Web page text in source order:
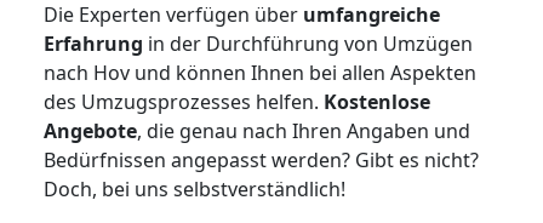
Die Experten verfügen über umfangreiche
Erfahrung in der Durchführung von Umzügen
nach Hov und können Ihnen bei allen Aspekten
des Umzugsprozesses helfen. Kostenlose
Angebote, die genau nach Ihren Angaben und
Bedürfnissen angepasst werden? Gibt es nicht?
Doch, bei uns selbstverständlich!